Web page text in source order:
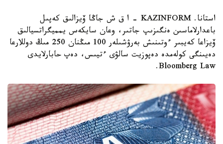
استانا. KAZINFORM – ا ق ش جاڭا ۆيزالىق كەپىل
باعدارلاماسىن ەنگىزىپ جاتىر، وعان سايكەس يمميگراتسيالىق
ۆيزاعا كەيبىر ءوتىنىش بەرۋشىلەر 100 مىڭنان 250 مىڭ دوللارعا
دەيىنگى كولەمدە دەپوزيت سالۋى ءتيىس، دەپ حابارلايدى
Bloomberg Law.